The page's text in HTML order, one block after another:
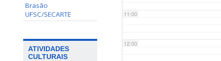
Brasão
UFSC/SECARTE
ATIVIDADES
CULTURAIS
11:00
12:00